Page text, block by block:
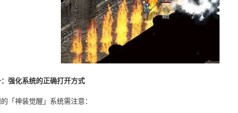
强化系统的正确打开方式
「神装觉醒」系统需注意：